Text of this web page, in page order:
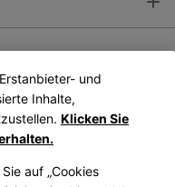
Bose Connect
und
Inhalte,
Klicken Sie
auf „Cookies